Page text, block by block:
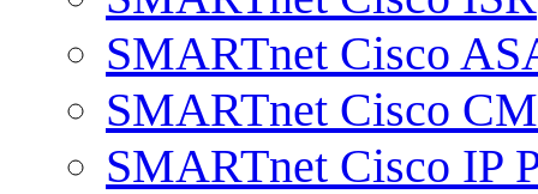
SMARTnet Cisco
SMARTnet Cisco
SMARTnet Cisco IP